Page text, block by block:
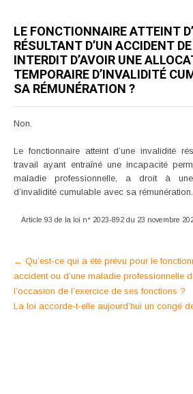
LE FONCTIONNAIRE ATTEINT
RÉSULTANT D’UN ACCIDENT
INTERDIT D’AVOIR UNE
TEMPORAIRE D’INVALIDITÉ
SA RÉMUNÉRATION ?
Non.
Le fonctionnaire atteint d’une invalidité
travail ayant entraîné une incapacité
maladie professionnelle, a droit à
d’invalidité cumulable avec sa rémunération.
Article 93 de la loi n° 2023-892 du 23 novembre
Post
navigation
← Qu’est-ce qui a été prévu pour le
accident ou d’une maladie professionnelle
l’occasion de l’exercice de ses fonctions ?
La loi accorde-t-elle aujourd’hui un congé